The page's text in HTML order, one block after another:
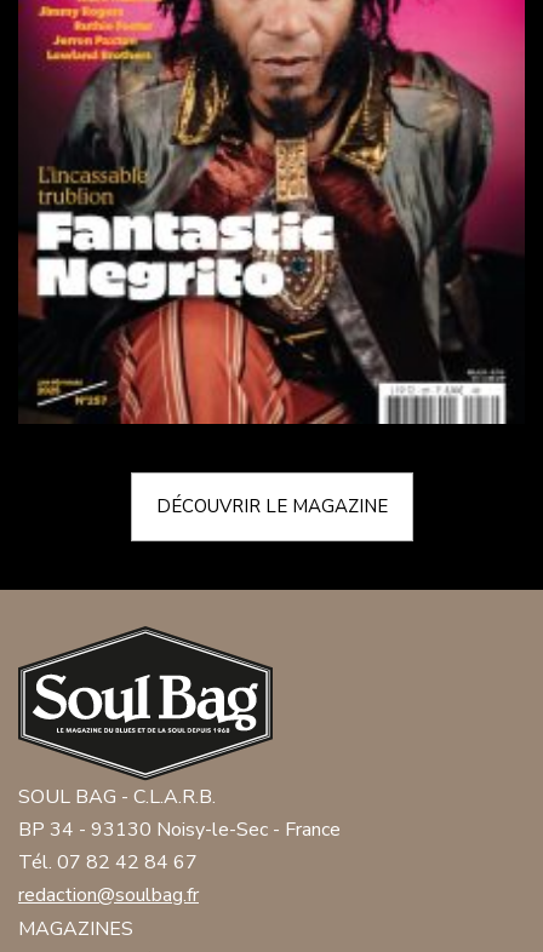
DÉCOUVRIR LE MAGAZINE
SOUL BAG - C.L.A.R.B.
BP 34 - 93130 Noisy-le-Sec - France
Tél. 07 82 42 84 67
redaction@soulbag.fr
MAGAZINES